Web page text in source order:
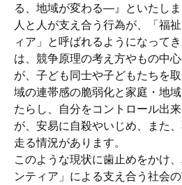
る、地域が変わる―』といたしま
人と人が支え合う行為が、「福
ィア」と呼ばれるようになって
は、競争原理の考え方やもの中
が、子ども同士や子どもたちを
域の連帯感の脆弱化と家庭・地
たらし、自分をコントロール出
が、安易に自殺やいじめ、また
走る情況があります。
このような現状に歯止めをかけ
ンティア」による支え合う社会